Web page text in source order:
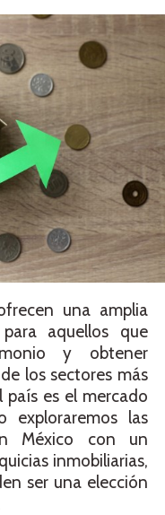
una amplia
aquellos que
y obtener
los sectores más
es el mercado
exploraremos las
México con un
inmobiliarias,
ser una elección